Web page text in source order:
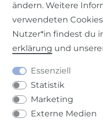
VERTRAG
ändern. Weitere
verwendeten
Nutzer*in findest du
erklärung und
Essenziell
Statistik
Marketing
Externe Medien